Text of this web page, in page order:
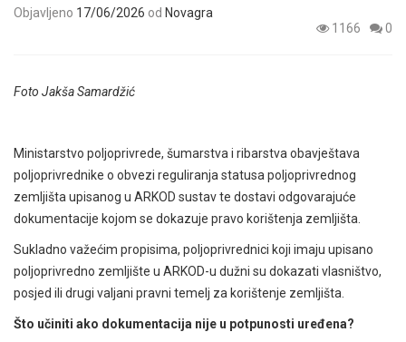
Objavljeno 17/06/2026 od Novagra
1166
0
Foto Jakša Samardžić
Ministarstvo poljoprivrede, šumarstva i ribarstva obavještava
poljoprivrednike o obvezi reguliranja statusa poljoprivrednog
zemljišta upisanog u ARKOD sustav te dostavi odgovarajuće
dokumentacije kojom se dokazuje pravo korištenja zemljišta.
Sukladno važećim propisima, poljoprivrednici koji imaju upisano
poljoprivredno zemljište u ARKOD-u dužni su dokazati vlasništvo,
posjed ili drugi valjani pravni temelj za korištenje zemljišta.
Što učiniti ako dokumentacija nije u potpunosti uređena?